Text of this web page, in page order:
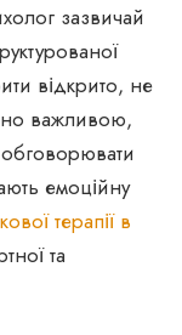
зазвичай
відкрито, не
важливою,
емоційну
терапії в
та